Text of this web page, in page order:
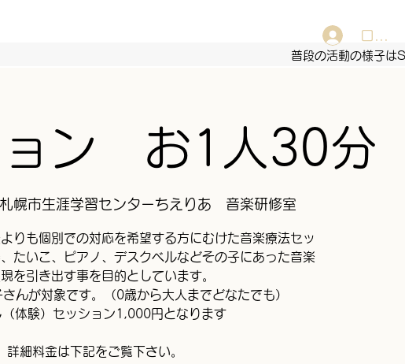
普段の​​活動の様子
ログイ
ョン お1人30分
札幌市生涯学習センターちえりあ 音楽研修室
りも個別での対応を希望する方にむけた音楽療法セッ
たいこ、ピアノ、デスクベルなどその子にあった音楽
を引き出す事を目的としています。
んが対象です。（0歳から大人までどなたでも）
（体験）セッション1,000円となります